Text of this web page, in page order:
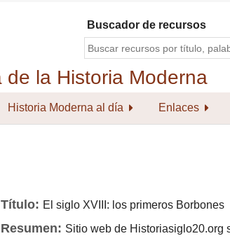
Buscador de recursos
Historia Moderna al día Enlaces
Título: El siglo XVIII: los primeros Borbones
Resumen: Sitio web de Historiasiglo20.org